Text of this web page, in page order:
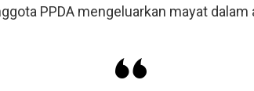
PPDA mengeluarkan mayat dalam